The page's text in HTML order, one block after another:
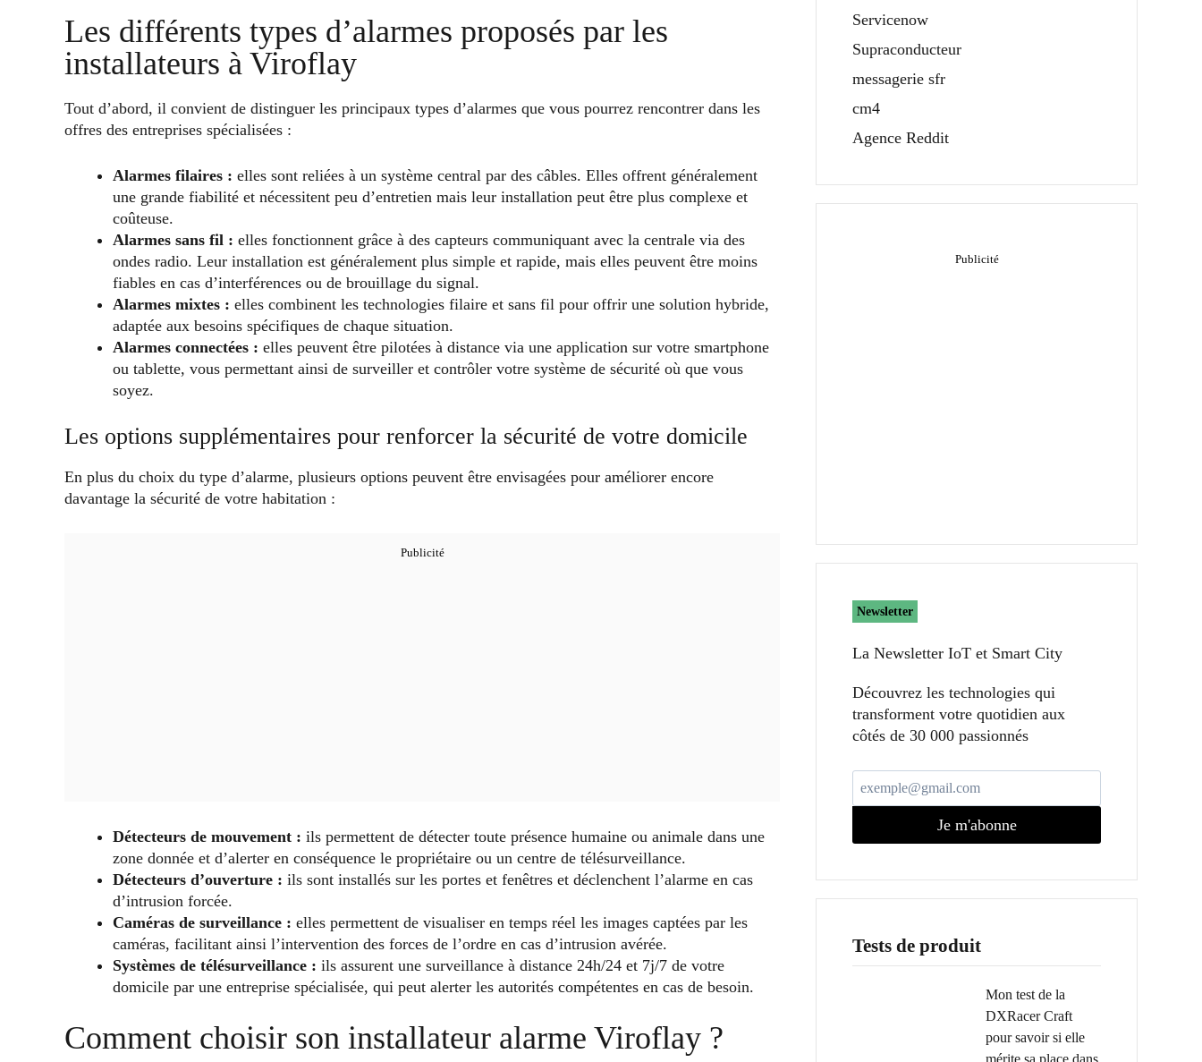
Les différents types d’alarmes proposés par les
installateurs à Viroflay
Tout d’abord, il convient de distinguer les principaux types d’alarmes que vous pourrez rencontrer dans les
offres des entreprises spécialisées :
Alarmes filaires : elles sont reliées à un système central par des câbles. Elles offrent généralement
une grande fiabilité et nécessitent peu d’entretien mais leur installation peut être plus complexe et
coûteuse.
Alarmes sans fil : elles fonctionnent grâce à des capteurs communiquant avec la centrale via des
ondes radio. Leur installation est généralement plus simple et rapide, mais elles peuvent être moins
fiables en cas d’interférences ou de brouillage du signal.
Alarmes mixtes : elles combinent les technologies filaire et sans fil pour offrir une solution hybride,
adaptée aux besoins spécifiques de chaque situation.
Alarmes connectées : elles peuvent être pilotées à distance via une application sur votre smartphone
ou tablette, vous permettant ainsi de surveiller et contrôler votre système de sécurité où que vous
soyez.
Les options supplémentaires pour renforcer la sécurité de votre domicile
En plus du choix du type d’alarme, plusieurs options peuvent être envisagées pour améliorer encore
davantage la sécurité de votre habitation :
Détecteurs de mouvement : ils permettent de détecter toute présence humaine ou animale dans une
zone donnée et d’alerter en conséquence le propriétaire ou un centre de télésurveillance.
Détecteurs d’ouverture : ils sont installés sur les portes et fenêtres et déclenchent l’alarme en cas
d’intrusion forcée.
Caméras de surveillance : elles permettent de visualiser en temps réel les images captées par les
caméras, facilitant ainsi l’intervention des forces de l’ordre en cas d’intrusion avérée.
Systèmes de télésurveillance : ils assurent une surveillance à distance 24h/24 et 7j/7 de votre
domicile par une entreprise spécialisée, qui peut alerter les autorités compétentes en cas de besoin.
Comment choisir son installateur alarme Viroflay ?
Servicenow
Supraconducteur
messagerie sfr
cm4
Agence Reddit
Newsletter
La Newsletter IoT et Smart City​
Découvrez les technologies qui
transforment votre quotidien aux
côtés de 30 000 passionnés
Je m'abonne
Tests de produit
Mon test de la
DXRacer Craft
pour savoir si elle